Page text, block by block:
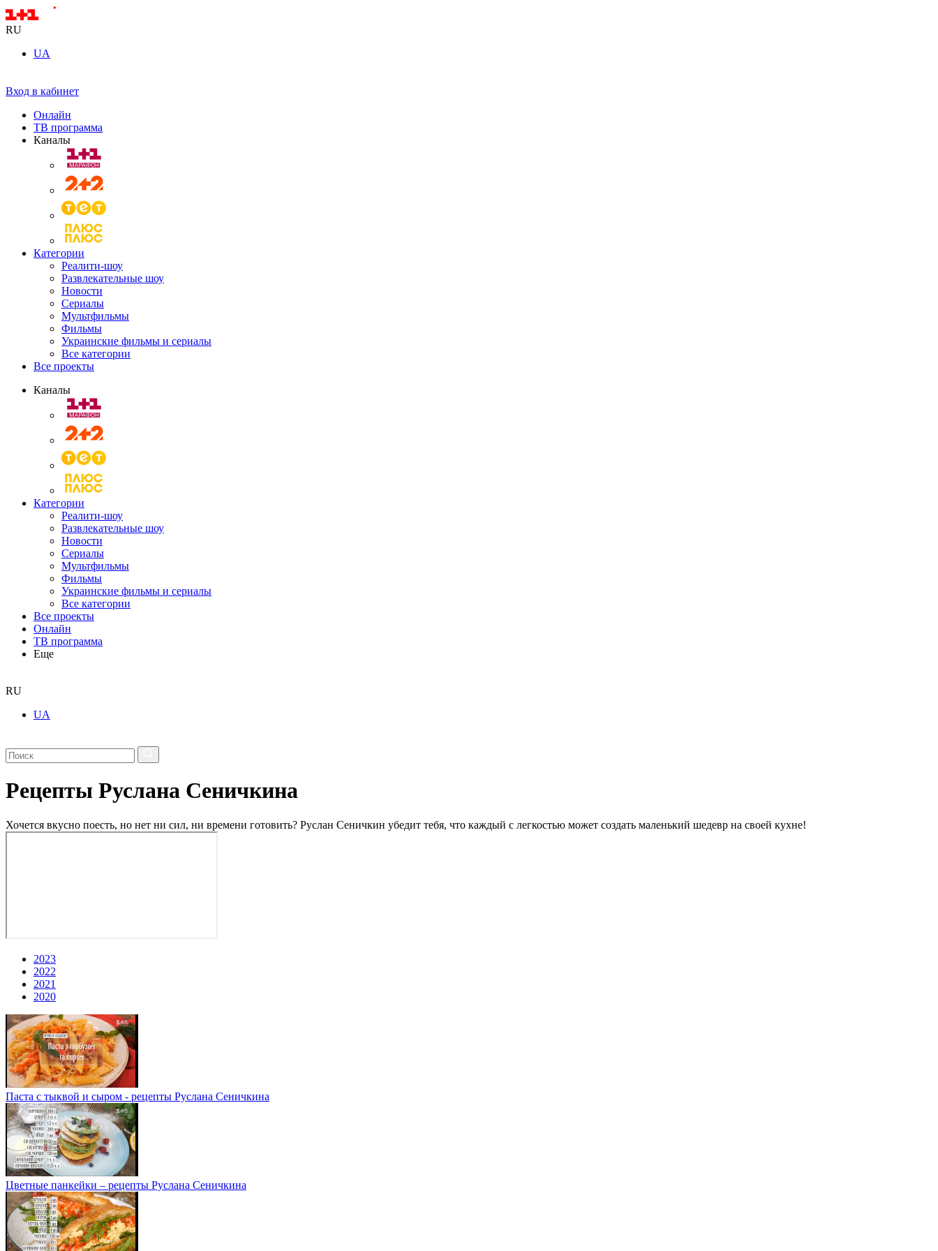
RU
UA
Вход в кабинет
Онлайн
ТВ программа
Каналы
Категории
Реалити-шоу
Развлекательные шоу
Новости
Сериалы
Мультфильмы
Фильмы
Украинские фильмы и сериалы
Все категории
Все проекты
Каналы
Категории
Реалити-шоу
Развлекательные шоу
Новости
Сериалы
Мультфильмы
Фильмы
Украинские фильмы и сериалы
Все категории
Все проекты
Онлайн
ТВ программа
Еще
RU
UA
Рецепты Руслана Сеничкина
Хочется вкусно поесть, но нет ни сил, ни времени готовить? Руслан Сеничкин убедит тебя, что каждый с легкостью может создать маленький шедевр на своей кухне!
2023
2022
2021
2020
Паста с тыквой и сыром - рецепты Руслана Сеничкина
Цветные панкейки – рецепты Руслана Сеничкина